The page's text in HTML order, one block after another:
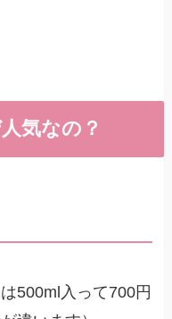
気なの？
500ml入って700円